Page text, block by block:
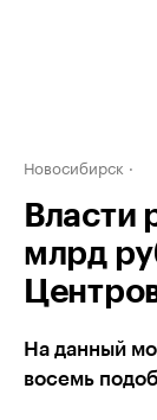
Новосибирск
Власти
млрд
На данный
восемь